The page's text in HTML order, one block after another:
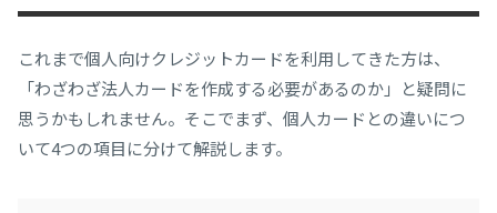
これまで個人向けクレジットカードを利用してきた方は、
「わざわざ法人カードを作成する必要があるのか」と疑問に
思うかもしれません。そこでまず、個人カードとの違いにつ
いて4つの項目に分けて解説します。